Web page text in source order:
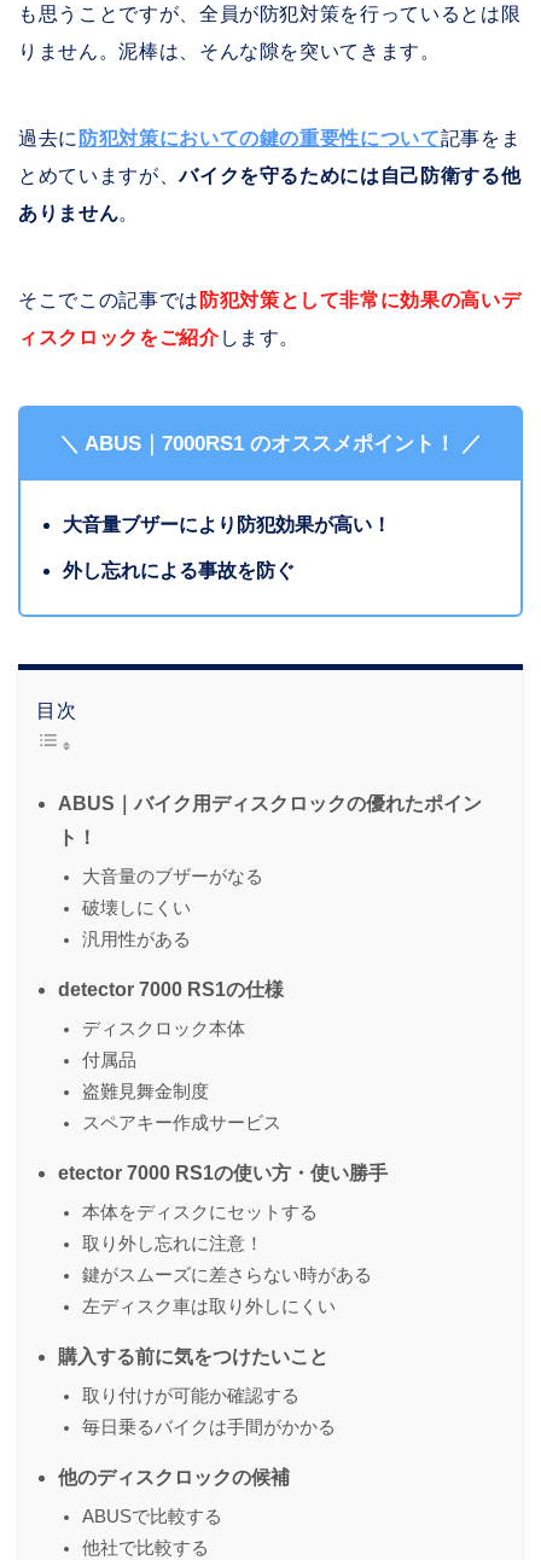
も思うことですが、全員が防犯対策を行っているとは限
りません。泥棒は、そんな隙を突いてきます。
過去に 防犯対策においての鍵の重要性について記事をま
とめていますが、バイクを守るためには自己防衛する他
ありません。
そこでこの記事では 防犯対策として非常に効果の高いデ
ィスクロックをご紹介します。
＼ ABUS｜7000RS1 のオススメポイント！ ／
大音量ブザーにより防犯効果が高い！
外し忘れによる事故を防ぐ
目次
ABUS｜バイク用ディスクロックの優れたポイン
ト！
大音量のブザーがなる
破壊しにくい
汎用性がある
detector 7000 RS1の仕様
ディスクロック本体
付属品
盗難見舞金制度
スペアキー作成サービス
etector 7000 RS1の使い方・使い勝手
本体をディスクにセットする
取り外し忘れに注意！
鍵がスムーズに差さらない時がある
左ディスク車は取り外しにくい
購入する前に気をつけたいこと
取り付けが可能か確認する
毎日乗るバイクは手間がかかる
他のディスクロックの候補
ABUSで比較する
他社で比較する